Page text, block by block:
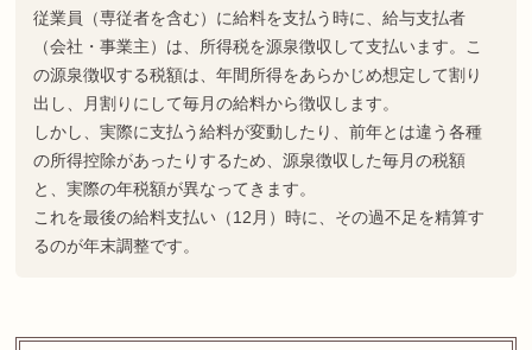
従業員（専従者を含む）に給料を支払う時に、給与支払者
（会社・事業主）は、所得税を源泉徴収して支払います。こ
の源泉徴収する税額は、年間所得をあらかじめ想定して割り
出し、月割りにして毎月の給料から徴収します。
しかし、実際に支払う給料が変動したり、前年とは違う各種
の所得控除があったりするため、源泉徴収した毎月の税額
と、実際の年税額が異なってきます。
これを最後の給料支払い（12月）時に、その過不足を精算す
るのが年末調整です。